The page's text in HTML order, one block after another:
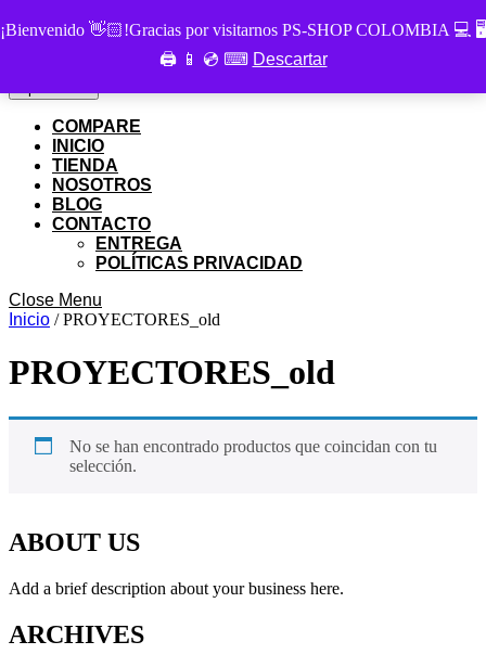
¡Bienvenido 👋🏻!Gracias por visitarnos PS-SHOP COLOMBIA 💻 🖥
🖨 📱 💿 ⌨ Descartar
Skip
to
content
PS SHOP COLOMBIA
Buscar
Account
item
Menu
COMPARE
INICIO
TIENDA
NOSOTROS
BLOG
CONTACTO
ENTREGA
POLÍTICAS PRIVACIDAD
Close Menu
Menu
Inicio / PROYECTORES_old
PROYECTORES_old
No se han encontrado productos que coincidan con tu
selección.
ABOUT US
Add a brief description about your business here.
ARCHIVES